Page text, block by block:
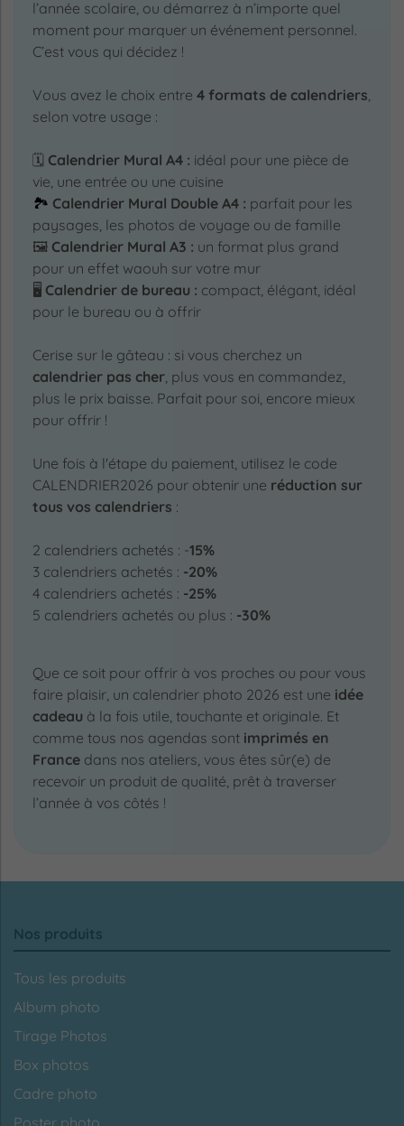
l’année scolaire, ou démarrez à n’importe quel
moment pour marquer un événement personnel.
C’est vous qui décidez !
Vous avez le choix entre 4 formats de calendriers,
selon votre usage :
🗓️ Calendrier Mural A4 : idéal pour une pièce de
vie, une entrée ou une cuisine
🏞️ Calendrier Mural Double A4 : parfait pour les
paysages, les photos de voyage ou de famille
🖼️ Calendrier Mural A3 : un format plus grand
pour un effet waouh sur votre mur
🖥️ Calendrier de bureau : compact, élégant, idéal
pour le bureau ou à offrir
Cerise sur le gâteau : si vous cherchez un
calendrier pas cher, plus vous en commandez,
plus le prix baisse. Parfait pour soi, encore mieux
pour offrir !
Une fois à l'étape du paiement, utilisez le code
CALENDRIER2026 pour obtenir une réduction sur
tous vos calendriers :
2 calendriers achetés : -15%
3 calendriers achetés : -20%
4 calendriers achetés : -25%
5 calendriers achetés ou plus : -30%
Que ce soit pour offrir à vos proches ou pour vous
faire plaisir, un calendrier photo 2026 est une idée
cadeau à la fois utile, touchante et originale. Et
comme tous nos agendas sont imprimés en
France dans nos ateliers, vous êtes sûr(e) de
recevoir un produit de qualité, prêt à traverser
l’année à vos côtés !
Nos produits
Tous les produits
Album photo
Tirage Photos
Box photos
Cadre photo
Poster photo